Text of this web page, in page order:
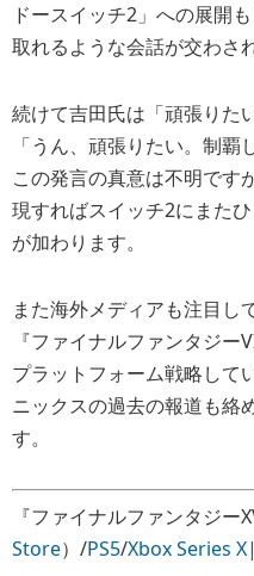
ドースイッチ2」への展開
取れるような会話が交わさ
続けて吉田氏は「頑張りた
「うん、頑張りたい。制覇
この発言の真意は不明です
現すればスイッチ2にまた
が加わります。
また海外メディアも注目し
『ファイナルファンタジ
プラットフォーム戦略して
ニックスの過去の報道も絡
す。
『ファイナルファンタジー
Store）/PS5/Xbox Series